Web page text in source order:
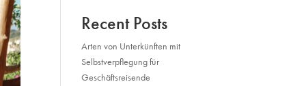
Recent Posts
Arten von Unterkünften mit
Selbstverpflegung für
Geschäftsreisende